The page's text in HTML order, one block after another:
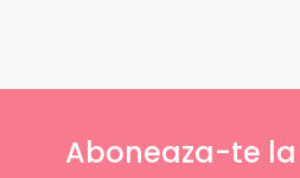
Aboneaza-te